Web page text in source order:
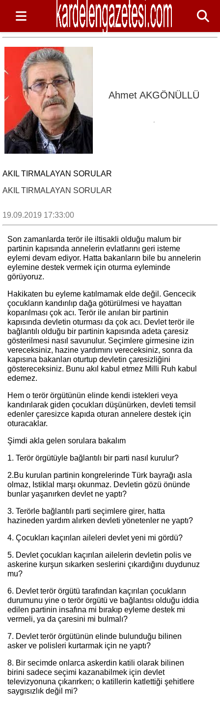
Ahmet AKGÖNÜLLÜ
AKIL TIRMALAYAN SORULAR
AKIL TIRMALAYAN SORULAR
19.09.2019 17:33:00
Son zamanlarda terör ile iltisakli olduğu malum bir
partinin kapısında annelerin evlatlarını geri isteme
eylemi devam ediyor. Hatta bakanların bile bu annelerin
eylemine destek vermek için oturma eyleminde
görüyoruz.
Hakikaten bu eyleme katılmamak elde değil. Gencecik
çocukların kandırılıp dağa götürülmesi ve hayattan
koparılması çok acı. Terör ile anılan bir partinin
kapısında devletin oturması da çok acı. Devlet terör ile
bağlantılı olduğu bir partinin kapısında adeta çaresiz
gösterilmesi nasıl savunulur. Seçimlere girmesine izin
vereceksiniz, hazine yardımını vereceksiniz, sonra da
kapısına bakanları oturtup devletin çaresizliğini
göstereceksiniz. Bunu akıl kabul etmez Milli Ruh kabul
edemez.
Hem o terör örgütünün elinde kendi istekleri veya
kandırılarak giden çocukları düşünürken, devleti temsil
edenler çaresizce kapıda oturan annelere destek için
oturacaklar.
Şimdi akla gelen sorulara bakalım
1. Terör örgütüyle bağlantılı bir parti nasıl kurulur?
2.Bu kurulan partinin kongrelerinde Türk bayrağı asla
olmaz, Istiklal marşı okunmaz. Devletin gözü önünde
bunlar yaşanırken devlet ne yaptı?
3. Terörle bağlantılı parti seçimlere girer, hatta
hazineden yardım alırken devleti yönetenler ne yaptı?
4. Çocukları kaçırılan aileleri devlet yeni mi gördü?
5. Devlet çocukları kaçırılan ailelerin devletin polis ve
askerine kurşun sıkarken seslerini çıkardığını duydunuz
mu?
6. Devlet terör örgütü tarafından kaçırılan çocukların
durumunu yine o terör örgütü ve bağlantısı olduğu iddia
edilen partinin insafına mi bırakıp eyleme destek mi
vermeli, ya da çaresini mi bulmalı?
7. Devlet terör örgütünün elinde bulunduğu bilinen
asker ve polisleri kurtarmak için ne yaptı?
8. Bir secimde onlarca askerdin katili olarak bilinen
birini sadece seçimi kazanabilmek için devlet
televizyonuna çıkarırken; o katillerin katlettiği şehitlere
saygısızlık değil mi?